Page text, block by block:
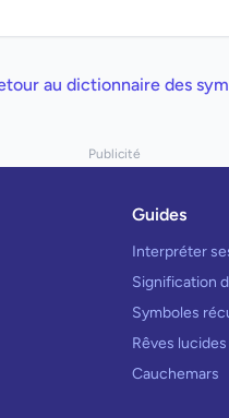
au dictionnaire des
Publicité
Guides
Interpréter
Signification
Symboles
Rêves lucides
Cauchemars